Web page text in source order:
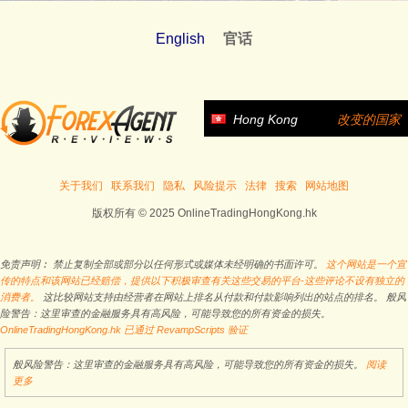
English 官话
Hong Kong 改变的国家
关于我们 联系我们 隐私 风险提示 法律 搜索 网站地图
版权所有 © 2025 OnlineTradingHongKong.hk
免责声明︰ 禁止复制全部或部分以任何形式或媒体未经明确的书面许可。 这个网站是一个宣
传的特点和该网站已经赔偿，提供以下积极审查有关这些交易的平台-这些评论不设有独立的
消费者。
这比较网站支持由经营者在网站上排名从付款和付款影响列出的站点的排名。 般风
险警告：这里审查的金融服务具有高风险，可能导致您的所有资金的损失。
OnlineTradingHongKong.hk 已通过 RevampScripts 验证
般风险警告：这里审查的金融服务具有高风险，可能导致您的所有资金的损失。 阅读
更多